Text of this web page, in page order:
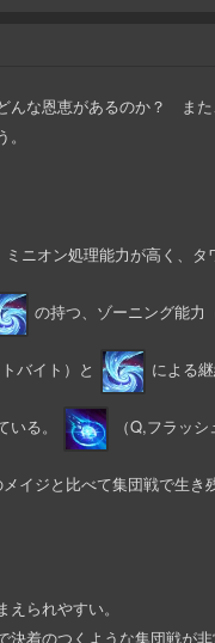
んな恩恵があるのか？ ま
ニオン処理能力が高く、タ
の持つ、ゾーニング能力
バイト）と による
る。 （Q,フラッシ
イジと比べて集団戦で生き
られやすい。
着のつくような集団戦が非